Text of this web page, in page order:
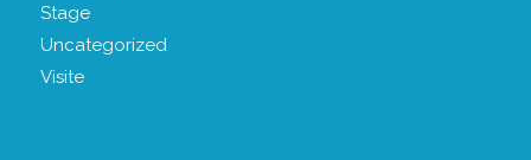
Stage
Uncategorized
Visite